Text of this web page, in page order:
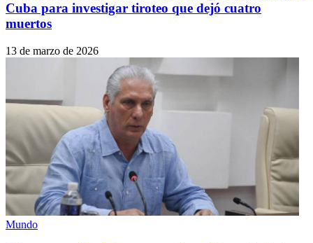
Cuba para investigar tiroteo que dejó cuatro
muertos
13 de marzo de 2026
Mundo